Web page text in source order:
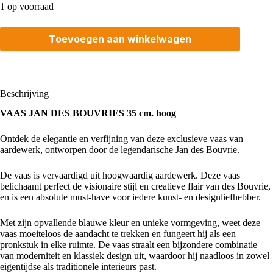
1 op voorraad
Toevoegen aan winkelwagen
Beschrijving
VAAS JAN DES BOUVRIES 35 cm. hoog
Ontdek de elegantie en verfijning van deze exclusieve vaas van
aardewerk, ontworpen door de legendarische Jan des Bouvrie.
De vaas is vervaardigd uit hoogwaardig aardewerk. Deze vaas
belichaamt perfect de visionaire stijl en creatieve flair van des Bouvrie,
en is een absolute must-have voor iedere kunst- en designliefhebber.
Met zijn opvallende blauwe kleur en unieke vormgeving, weet deze
vaas moeiteloos de aandacht te trekken en fungeert hij als een
pronkstuk in elke ruimte. De vaas straalt een bijzondere combinatie
van moderniteit en klassiek design uit, waardoor hij naadloos in zowel
eigentijdse als traditionele interieurs past.